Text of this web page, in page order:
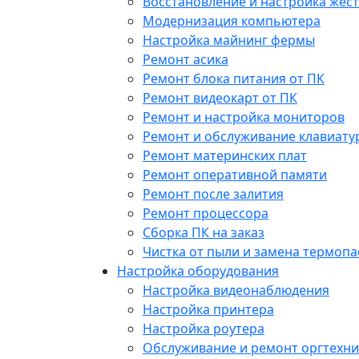
Модернизация компьютера
Настройка майнинг фермы
Ремонт асика
Ремонт блока питания от ПК
Ремонт видеокарт от ПК
Ремонт и настройка мониторов
Ремонт и обслуживание
Ремонт материнских плат
Ремонт оперативной памяти
Ремонт после залития
Ремонт процессора
Сборка ПК на заказ
Чистка от пыли и замена
Настройка оборудования
Настройка видеонаблюдения
Настройка принтера
Настройка роутера
Обслуживание и ремонт